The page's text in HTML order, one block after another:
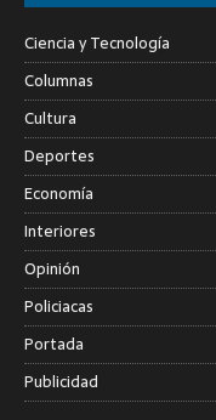
Ciencia y Tecnología
Columnas
Cultura
Deportes
Economía
Interiores
Opinión
Policiacas
Portada
Publicidad